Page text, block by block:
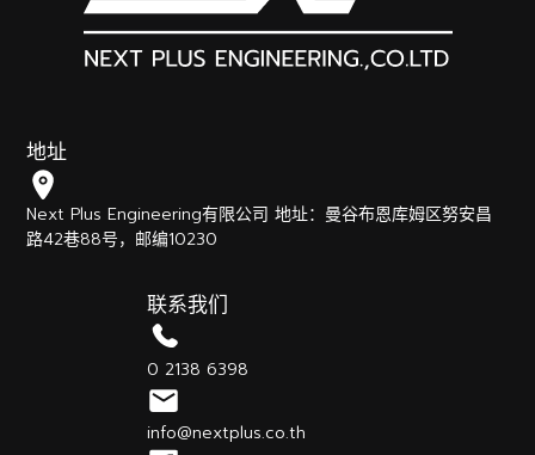
地址
Next Plus Engineering有限公司 地址：曼谷布恩库姆区努安昌
路42巷88号，邮编10230
联系我们
0 2138 6398
info@nextplus.co.th